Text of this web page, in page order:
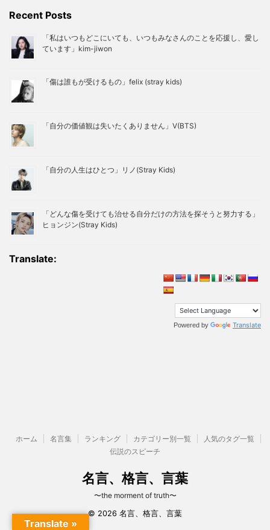
Recent Posts
「私はいつもどこにいても、いつもみなさんのことを応援し、愛し
ています」kim-jiwon
「傷は誰もが受けるもの」felix (stray kids)
「自分の価値観は失いたくありません」V(BTS)
「自分の人生はひとつ」リノ(Stray Kids)
「どんな傷を受けても治せる自分だけの方法を探そうと努力する」
ヒョンジン(Stray Kids)
Translate:
Powered by Translate
ホーム 名言集 ランキング カテゴリー別一覧
人気のタグ一覧
伝説のスピーチ
名言、格言、言葉
〜the morment of truth〜
© 2026 名言、格言、言葉
Translate »